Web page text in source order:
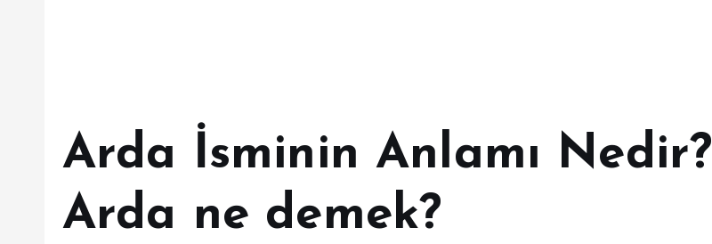
Arda İsminin Anlamı Nedir?
Arda ne demek?